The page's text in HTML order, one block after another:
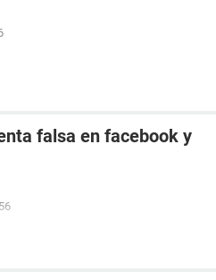
falsa en facebook y